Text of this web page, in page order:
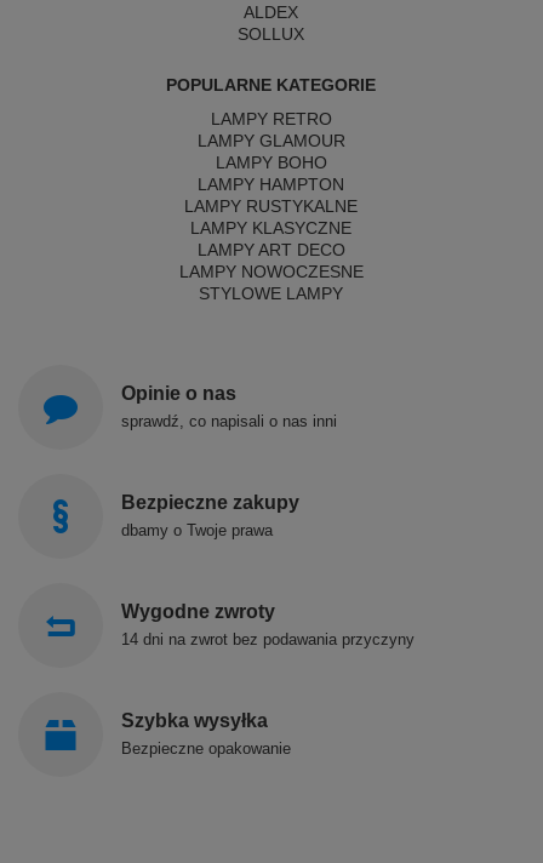
ALDEX
SOLLUX
POPULARNE KATEGORIE
LAMPY RETRO
LAMPY GLAMOUR
LAMPY BOHO
LAMPY HAMPTON
LAMPY RUSTYKALNE
LAMPY KLASYCZNE
LAMPY ART DECO
LAMPY NOWOCZESNE
STYLOWE LAMPY
Opinie o nas
sprawdź, co napisali o nas inni
Bezpieczne zakupy
dbamy o Twoje prawa
Wygodne zwroty
14 dni na zwrot bez podawania przyczyny
Szybka wysyłka
Bezpieczne opakowanie